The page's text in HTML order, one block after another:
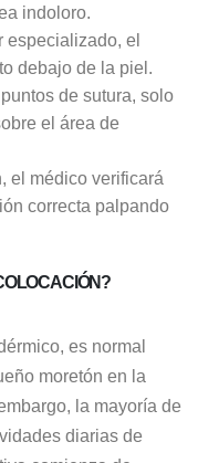
indoloro.
el
debajo de la piel.
de sutura, solo
el área de
el médico verificará
correcta palpando
es normal
moretón en la
la mayoría de
diarias de